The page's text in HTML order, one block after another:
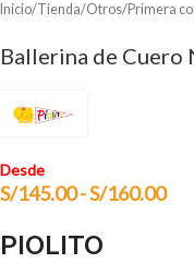
Inicio/Tienda/Otros/Primera
Ballerina de Cuero
Desde
S/145.00-S/160.00
PIOLITO